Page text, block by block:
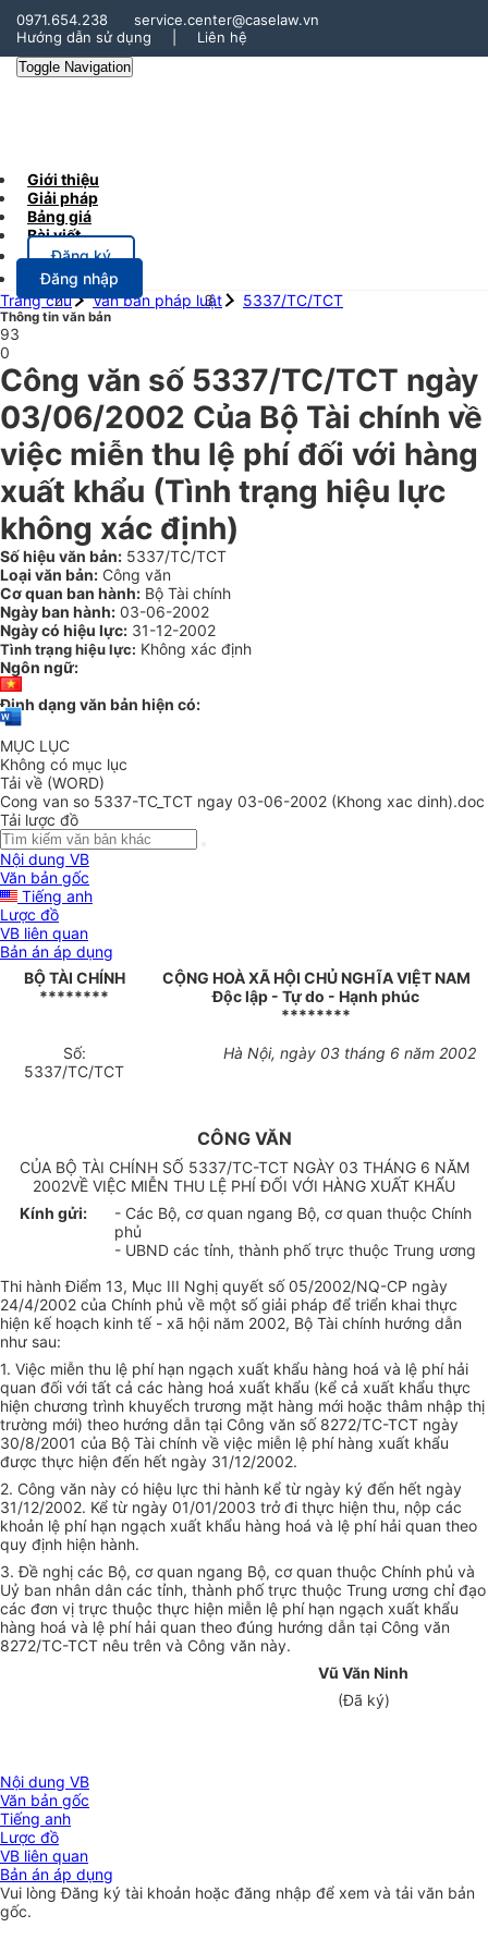
0971.654.238
service.center@caselaw.vn
Hướng dẫn sử dụng
Liên hệ
Toggle Navigation
Giới thiệu
Giải pháp
Bảng giá
Bài viết
Đăng ký
Đăng nhập
Trang chủ
Văn bản pháp luật 5337/TC/TCT
Thông tin văn bản
93
0
Công văn số 5337/TC/TCT ngày
03/06/2002 Của Bộ Tài chính về
việc miễn thu lệ phí đối với hàng
xuất khẩu (Tình trạng hiệu lực
không xác định)
Số hiệu văn bản: 5337/TC/TCT
Loại văn bản: Công văn
Cơ quan ban hành: Bộ Tài chính
Ngày ban hành: 03-06-2002
Ngày có hiệu lực: 31-12-2002
Tình trạng hiệu lực: Không xác định
Ngôn ngữ:
Định dạng văn bản hiện có:
MỤC LỤC
Không có mục lục
Tải về (WORD)
Cong van so 5337-TC_TCT ngay 03-06-2002 (Khong xac dinh).doc
Tải lược đồ
Nội dung VB
Văn bản gốc
Tiếng anh
Lược đồ
VB liên quan
Bản án áp dụng
BỘ TÀI CHÍNH
********
CỘNG HOÀ XÃ HỘI CHỦ NGHĨA VIỆT NAM
Độc lập - Tự do - Hạnh phúc
********
Số:
5337/TC/TCT
Hà Nội, ngày 03 tháng 6 năm 2002
CÔNG VĂN
CỦA BỘ TÀI CHÍNH SỐ 5337/TC-TCT NGÀY 03 THÁNG 6 NĂM
2002VỀ VIỆC MIỄN THU LỆ PHÍ ĐỐI VỚI HÀNG XUẤT KHẨU
Kính gửi:
- Các Bộ, cơ quan ngang Bộ, cơ quan thuộc Chính
phủ
- UBND các tỉnh, thành phố trực thuộc Trung ương
Thi hành Điểm 13, Mục III Nghị quyết số 05/2002/NQ-CP ngày
24/4/2002 của Chính phủ về một số giải pháp để triển khai thực
hiện kế hoạch kinh tế - xã hội năm 2002, Bộ Tài chính hướng dẫn
như sau:
1. Việc miễn thu lệ phí hạn ngạch xuất khẩu hàng hoá và lệ phí hải
quan đối với tất cả các hàng hoá xuất khẩu (kể cả xuất khẩu thực
hiện chương trình khuyếch trương mặt hàng mới hoặc thâm nhập thị
trường mới) theo hướng dẫn tại Công văn số 8272/TC-TCT ngày
30/8/2001 của Bộ Tài chính về việc miễn lệ phí hàng xuất khẩu
được thực hiện đến hết ngày 31/12/2002.
2. Công văn này có hiệu lực thi hành kể từ ngày ký đến hết ngày
31/12/2002. Kể từ ngày 01/01/2003 trở đi thực hiện thu, nộp các
khoản lệ phí hạn ngạch xuất khẩu hàng hoá và lệ phí hải quan theo
quy định hiện hành.
3. Đề nghị các Bộ, cơ quan ngang Bộ, cơ quan thuộc Chính phủ và
Uỷ ban nhân dân các tỉnh, thành phố trực thuộc Trung ương chỉ đạo
các đơn vị trực thuộc thực hiện miễn lệ phí hạn ngạch xuất khẩu
hàng hoá và lệ phí hải quan theo đúng hướng dẫn tại Công văn
8272/TC-TCT nêu trên và Công văn này.
Vũ Văn Ninh
(Đã ký)
Nội dung VB
Văn bản gốc
Tiếng anh
Lược đồ
VB liên quan
Bản án áp dụng
Vui lòngĐăng ký tài khoản hoặc đăng nhập để xem và tải văn bản
gốc.